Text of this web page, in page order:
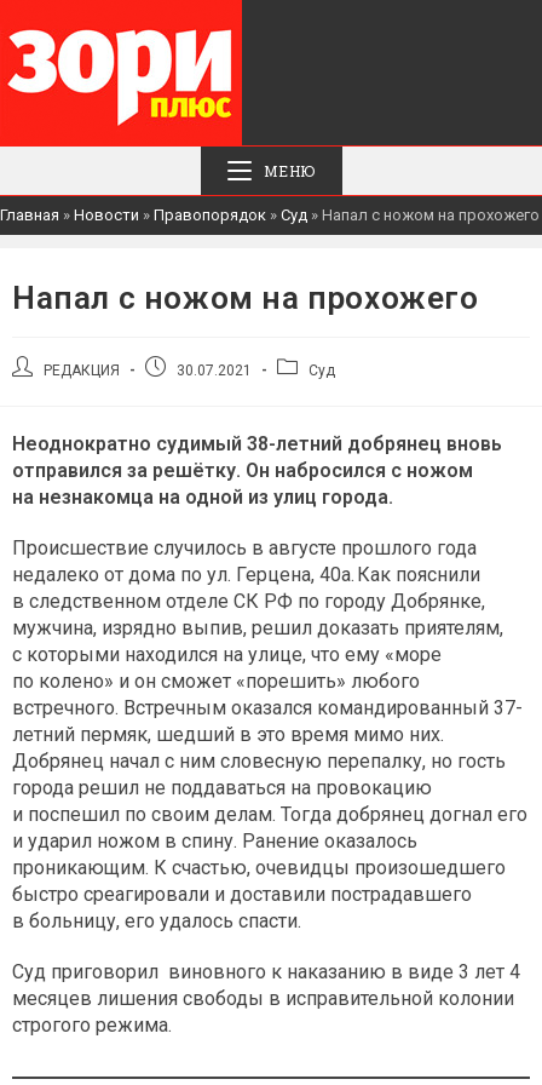
МЕНЮ
Главная » Новости » Правопорядок » Суд » Напал с ножом на прохожего
Напал с ножом на прохожего
АвторРЕДАКЦИЯ
Запись30.07.2021
Рубрика
Суд
Неоднократно судимый 38-летний добрянец вновь
отправился за решётку. Он набросился с ножом
на незнакомца на одной из улиц города.
Происшествие случилось в августе прошлого года
недалеко от дома по ул. Герцена, 40а. Как пояснили
в следственном отделе СК РФ по городу Добрянке,
мужчина, изрядно выпив, решил доказать приятелям,
с которыми находился на улице, что ему «море
по колено» и он сможет «порешить» любого
встречного. Встречным оказался командированный 37-
летний пермяк, шедший в это время мимо них.
Добрянец начал с ним словесную перепалку, но гость
города решил не поддаваться на провокацию
и поспешил по своим делам. Тогда добрянец догнал его
и ударил ножом в спину. Ранение оказалось
проникающим. К счастью, очевидцы произошедшего
быстро среагировали и доставили пострадавшего
в больницу, его удалось спасти.
Суд приговорил виновного к наказанию в виде 3 лет 4
месяцев лишения свободы в исправительной колонии
строгого режима.